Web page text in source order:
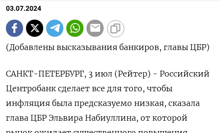
03.07.2024
(Добавлены высказывания банкиров, главы ЦБР)
САНКТ-ПЕТЕРБУРГ, 3 июл (Рейтер) - Российский
Центробанк сделает все для того, чтобы
инфляция была предсказуемо низкая, сказала
глава ЦБР Эльвира Набиуллина, от которой